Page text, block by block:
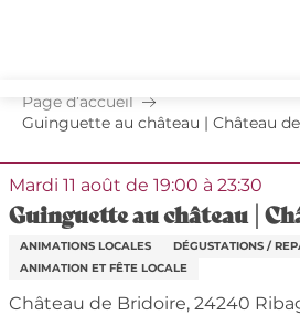
principal
Page d’accueil
Guinguette au château | Château
Mardi 11 août de 19:00 à 23:30
Guinguette au château |
ANIMATIONS LOCALES DÉGUSTATIONS /
ANIMATION ET FÊTE LOCALE
Château de Bridoire, 24240